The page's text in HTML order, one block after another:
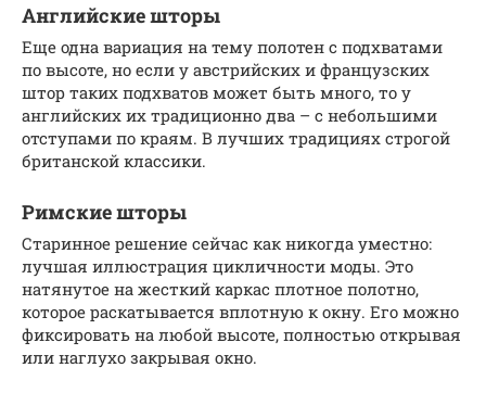
Английские шторы
Еще одна вариация на тему полотен с подхватами
по высоте, но если у австрийских и французских
штор таких подхватов может быть много, то у
английских их традиционно два – с небольшими
отступами по краям. В лучших традициях строгой
британской классики.
Римские шторы
Старинное решение сейчас как никогда уместно:
лучшая иллюстрация цикличности моды. Это
натянутое на жесткий каркас плотное полотно,
которое раскатывается вплотную к окну. Его можно
фиксировать на любой высоте, полностью открывая
или наглухо закрывая окно.